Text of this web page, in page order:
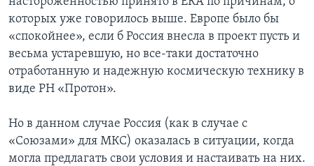
которых уже говорилось выше. Европе было бы
«спокойнее», если б Россия внесла в проект пусть и
весьма устаревшую, но все-таки достаточно
отработанную и надежную космическую технику в
виде РН «Протон».
Но в данном случае Россия (как в случае с
«Союзами» для МКС) оказалась в ситуации, когда
могла предлагать свои условия и настаивать на них.